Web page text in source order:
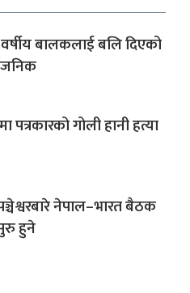
बालकलाई बलि दिएको
पत्रकारको गोली हानी हत्या
नेपाल–भारत बैठक
हुने